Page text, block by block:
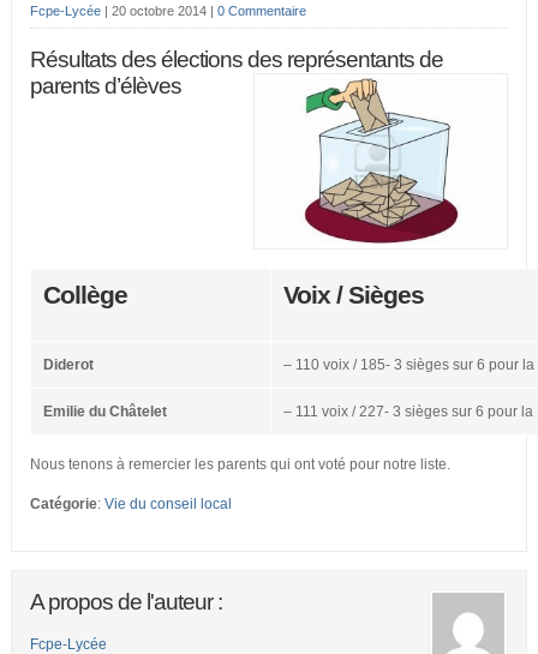
Fcpe-Lycée| 20 octobre 2014 | 0 Commentaire
Résultats des élections des représentants de
parents d’élèves
Collège Voix / Sièges
Diderot – 110 voix / 185- 3 sièges sur 6 pour la
Emilie du Châtelet – 111 voix / 227- 3 sièges sur 6 pour la
Nous tenons à remercier les parents qui ont voté pour notre liste.
Catégorie: Vie du conseil local
A propos de l'auteur :
Fcpe-Lycée